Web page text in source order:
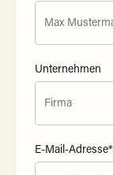
Unternehmen
E-Mail-Adresse*